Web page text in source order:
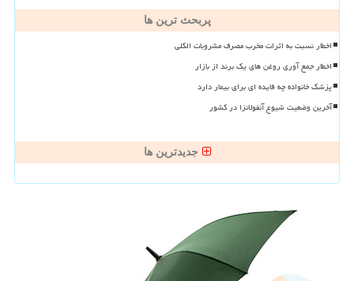
پربحث ترین ها
اخطار نسبت به اثرات مخرب مصرف مشروبات الکلی
اخطار جمع آوری روغن های یک برند از بازار
پزشک خانواده چه فایده ای برای بیمار دارد
آخرین وضعیت شیوع آنفولانزا در کشور
جدیدترین ها